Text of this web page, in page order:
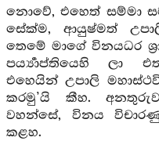
නොවේ, එහෙත් සම්මා
සේක්ම, ආයුෂ්මත්
තෙමේ මාගේ විනයධර
පර්‍ය්‍යාප්තියෙහි ලා
එහෙයින් උපාලි
කරමු’යි කීහ. අනතුරුව
වහන්සේ, විනය
කළහ.